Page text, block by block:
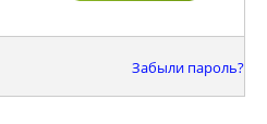
Забыли пароль?